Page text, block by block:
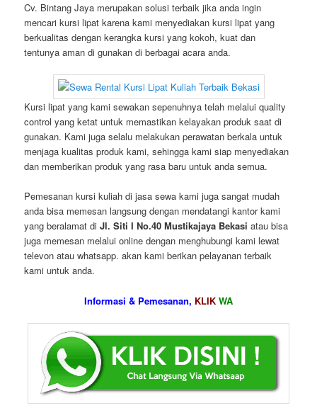
Cv. Bintang Jaya merupakan solusi terbaik jika anda ingin
mencari kursi lipat karena kami menyediakan kursi lipat yang
berkualitas dengan kerangka kursi yang kokoh, kuat dan
tentunya aman di gunakan di berbagai acara anda.
Kursi lipat yang kami sewakan sepenuhnya telah melalui quality
control yang ketat untuk memastikan kelayakan produk saat di
gunakan. Kami juga selalu melakukan perawatan berkala untuk
menjaga kualitas produk kami, sehingga kami siap menyediakan
dan memberikan produk yang rasa baru untuk anda semua.
Pemesanan kursi kuliah di jasa sewa kami juga sangat mudah
anda bisa memesan langsung dengan mendatangi kantor kami
yang beralamat di Jl. Siti I No.40 Mustikajaya Bekasi atau bisa
juga memesan melalui online dengan menghubungi kami lewat
televon atau whatsapp. akan kami berikan pelayanan terbaik
kami untuk anda.
Informasi & Pemesanan, KLIK WA